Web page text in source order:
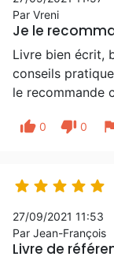
Par Vreni
Je le
Livre bien écrit,
conseils
le recommande
thumb_up 0 thumb_down 0
    
27/09/2021 11:53
Par Jean-François
Livre de